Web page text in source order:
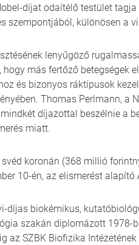
díjat odaítélő testület
szempontjából, különösen a
lenyűgöző
más fertőző betegségek
és bizonyos ráktípusok
Thomas Perlmann, a
díjazottal beszélnie a
miatt.
koronán (368 millió
10-én, az elismerést
díjas biokémikus,
szakán diplomázott 1978-
az SZBK Biofizika